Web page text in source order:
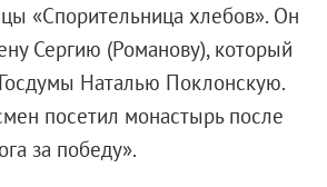
«Спорительница хлебов». Он
Сергию (Романову), который
Госдумы Наталью Поклонскую.
посетил монастырь после
за победу».